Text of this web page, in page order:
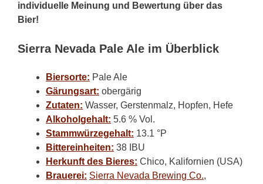
individuelle Meinung und Bewertung über das
Bier!
Sierra Nevada Pale Ale im Überblick
Biersorte: Pale Ale
Gärungsart: obergärig
Zutaten: Wasser, Gerstenmalz, Hopfen, Hefe
Alkoholgehalt: 5.6 % Vol.
Stammwürzegehalt: 13.1 °P
Bittereinheiten: 38 IBU
Herkunft des Bieres: Chico, Kalifornien (USA)
Brauerei: Sierra Nevada Brewing Co.,